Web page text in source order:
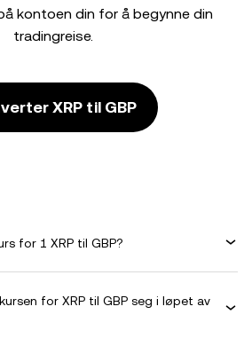
kontoen din for å begynne din
tradingreise.
XRP til GBP
for 1 XRP til GBP?
for XRP til GBP seg i løpet av